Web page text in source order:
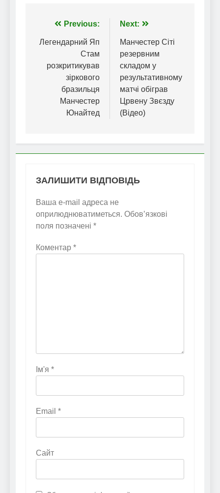
Навігація
записів
Previous:
Легендарний Яп
Стам
розкритикував
зіркового
бразильця
Манчестер
Юнайтед
Next:
Манчестер Сіті
резервним
складом у
результативному
матчі обіграв
Црвену Звєзду
(Відео)
ЗАЛИШИТИ ВІДПОВІДЬ
Ваша e-mail адреса не
оприлюднюватиметься. Обов’язкові
поля позначені *
Коментар *
Ім'я *
Email *
Сайт